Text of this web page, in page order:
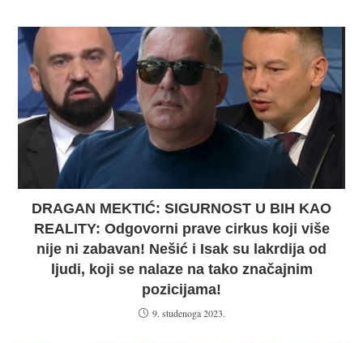
DRAGAN MEKTIĆ: SIGURNOST U BIH KAO
REALITY: Odgovorni prave cirkus koji više
nije ni zabavan! Nešić i Isak su lakrdija od
ljudi, koji se nalaze na tako značajnim
pozicijama!
9. studenoga 2023.